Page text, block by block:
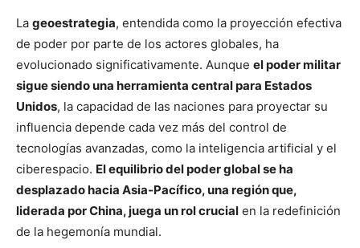
La geoestrategia, entendida como la proyección efectiva
de poder por parte de los actores globales, ha
evolucionado significativamente. Aunque el poder militar
sigue siendo una herramienta central para Estados
Unidos, la capacidad de las naciones para proyectar su
influencia depende cada vez más del control de
tecnologías avanzadas, como la inteligencia artificial y el
ciberespacio. El equilibrio del poder global se ha
desplazado hacia Asia-Pacífico, una región que,
liderada por China, juega un rol crucial en la redefinición
de la hegemonía mundial.